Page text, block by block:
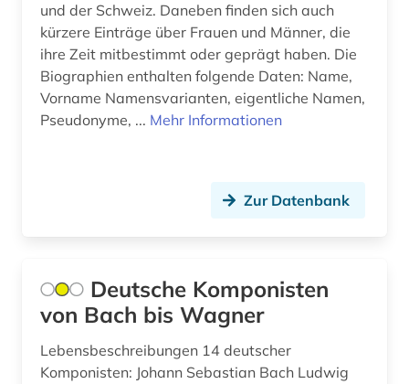
buchhandel (3)
buchhändler (1)
buchwesen (1)
bundesangestelltentarif (1)
bundesarchiv (koblenz) (1)
bundesarchiv-bildarchiv (1)
bundesbank (1)
und der Schweiz. Daneben finden sich auch
kürzere Einträge über Frauen und Männer, die
ihre Zeit mitbestimmt oder geprägt haben. Die
Biographien enthalten folgende Daten: Name,
Vorname Namensvarianten, eigentliche Namen,
Pseudonyme, ... Mehr Informationen
Zur Datenbank
Deutsche Komponisten
von Bach bis Wagner
Lebensbeschreibungen 14 deutscher
Komponisten: Johann Sebastian Bach Ludwig